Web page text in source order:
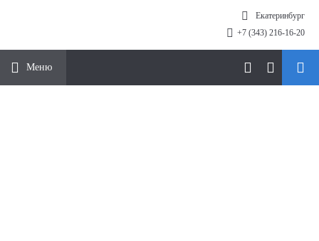
Екатеринбург
+7 (343) 216-16-20
Меню